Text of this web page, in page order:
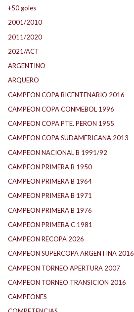
+50 goles
2001/2010
2011/2020
2021/ACT
ARGENTINO
ARQUERO
CAMPEON COPA BICENTENARIO 2016
CAMPEON COPA CONMEBOL 1996
CAMPEON COPA PTE. PERON 1955
CAMPEON COPA SUDAMERICANA 2013
CAMPEON NACIONAL B 1991/92
CAMPEON PRIMERA B 1950
CAMPEON PRIMERA B 1964
CAMPEON PRIMERA B 1971
CAMPEON PRIMERA B 1976
CAMPEON PRIMERA C 1981
CAMPEON RECOPA 2026
CAMPEON SUPERCOPA ARGENTINA 2016
CAMPEON TORNEO APERTURA 2007
CAMPEON TORNEO TRANSICION 2016
CAMPEONES